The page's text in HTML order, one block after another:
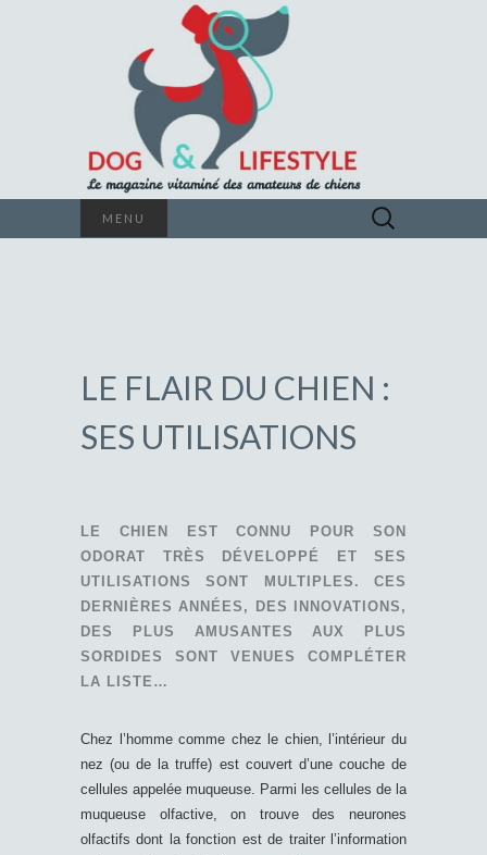
Le magazine vitaminé des amateurs de
chiens
MENU Rechercher :
LE FLAIR DU CHIEN :
SES UTILISATIONS
LE CHIEN EST CONNU POUR SON
ODORAT TRÈS DÉVELOPPÉ ET SES
UTILISATIONS SONT MULTIPLES. CES
DERNIÈRES ANNÉES, DES INNOVATIONS,
DES PLUS AMUSANTES AUX PLUS
SORDIDES SONT VENUES COMPLÉTER
LA LISTE…
Chez l’homme comme chez le chien, l’intérieur du
nez (ou de la truffe) est couvert d’une couche de
cellules appelée muqueuse. Parmi les cellules de la
muqueuse olfactive, on trouve des neurones
olfactifs dont la fonction est de traiter l’information